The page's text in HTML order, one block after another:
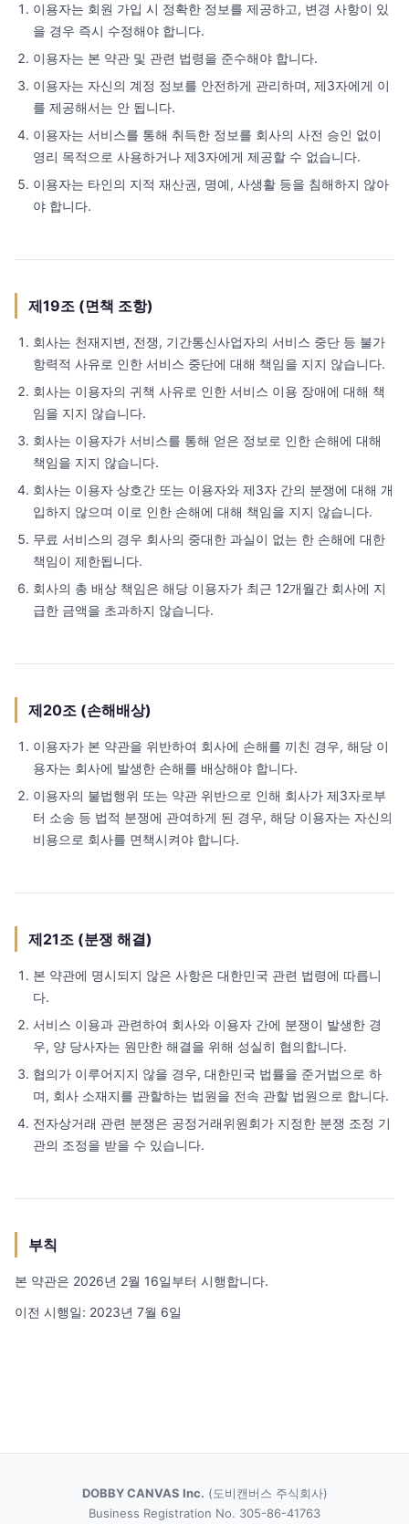
이용자는 회원 가입 시 정확한 정보를 제공하고, 변경 사항이 있
을 경우 즉시 수정해야 합니다.
이용자는 본 약관 및 관련 법령을 준수해야 합니다.
이용자는 자신의 계정 정보를 안전하게 관리하며, 제3자에게 이
를 제공해서는 안 됩니다.
이용자는 서비스를 통해 취득한 정보를 회사의 사전 승인 없이
영리 목적으로 사용하거나 제3자에게 제공할 수 없습니다.
이용자는 타인의 지적 재산권, 명예, 사생활 등을 침해하지 않아
야 합니다.
제19조 (면책 조항)
회사는 천재지변, 전쟁, 기간통신사업자의 서비스 중단 등 불가
항력적 사유로 인한 서비스 중단에 대해 책임을 지지 않습니다.
회사는 이용자의 귀책 사유로 인한 서비스 이용 장애에 대해 책
임을 지지 않습니다.
회사는 이용자가 서비스를 통해 얻은 정보로 인한 손해에 대해
책임을 지지 않습니다.
회사는 이용자 상호간 또는 이용자와 제3자 간의 분쟁에 대해 개
입하지 않으며 이로 인한 손해에 대해 책임을 지지 않습니다.
무료 서비스의 경우 회사의 중대한 과실이 없는 한 손해에 대한
책임이 제한됩니다.
회사의 총 배상 책임은 해당 이용자가 최근 12개월간 회사에 지
급한 금액을 초과하지 않습니다.
제20조 (손해배상)
이용자가 본 약관을 위반하여 회사에 손해를 끼친 경우, 해당 이
용자는 회사에 발생한 손해를 배상해야 합니다.
이용자의 불법행위 또는 약관 위반으로 인해 회사가 제3자로부
터 소송 등 법적 분쟁에 관여하게 된 경우, 해당 이용자는 자신의
비용으로 회사를 면책시켜야 합니다.
제21조 (분쟁 해결)
본 약관에 명시되지 않은 사항은 대한민국 관련 법령에 따릅니
다.
서비스 이용과 관련하여 회사와 이용자 간에 분쟁이 발생한 경
우, 양 당사자는 원만한 해결을 위해 성실히 협의합니다.
협의가 이루어지지 않을 경우, 대한민국 법률을 준거법으로 하
며, 회사 소재지를 관할하는 법원을 전속 관할 법원으로 합니다.
전자상거래 관련 분쟁은 공정거래위원회가 지정한 분쟁 조정 기
관의 조정을 받을 수 있습니다.
부칙
본 약관은 2026년 2월 16일부터 시행합니다.
이전 시행일: 2023년 7월 6일
DOBBY CANVAS Inc. (도비캔버스 주식회사)
Business Registration No. 305-86-41763